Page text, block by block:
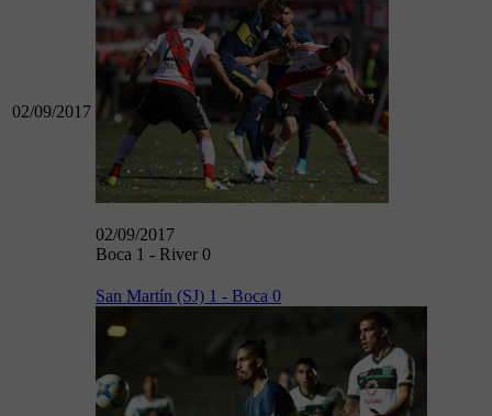
02/09/2017
02/09/2017
Boca 1 - River 0
San Martín (SJ) 1 - Boca 0